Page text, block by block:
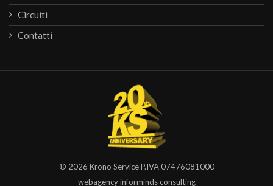
Circuiti
Contatti
© 2026 Krono ServiceP.IVA 07476081000
webagency informinds consulting